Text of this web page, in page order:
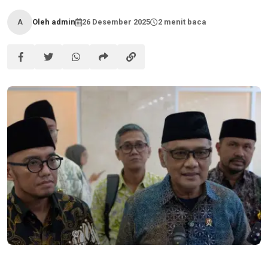
A Oleh admin 26 Desember 2025 2 menit baca